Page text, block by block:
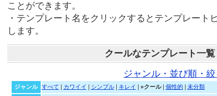
ことができます。
・テンプレート名をクリックするとテンプレート
します。
クールなテンプレート一覧
ジャンル・並び順・
ジャンル すべて カワイイ シンプル| キレイ »クール| 個性的
未分類